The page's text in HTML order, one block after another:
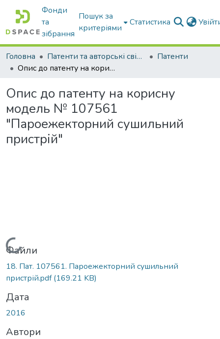
Фонди
та
зібрання
Пошук за
критеріями
Статистика
Головна Патенти та авторські свідоцтва
Патенти
Опис до патенту на корисну модель № 107561 "Пароежекторний сушильний пристрій"
Опис до патенту на корисну
модель № 107561
"Пароежекторний сушильний
пристрій"
Вантажиться...
Файли
18. Пат. 107561. Пароежекторний сушильний
пристрій.pdf(169.21 KB)
Дата
2016
Автори